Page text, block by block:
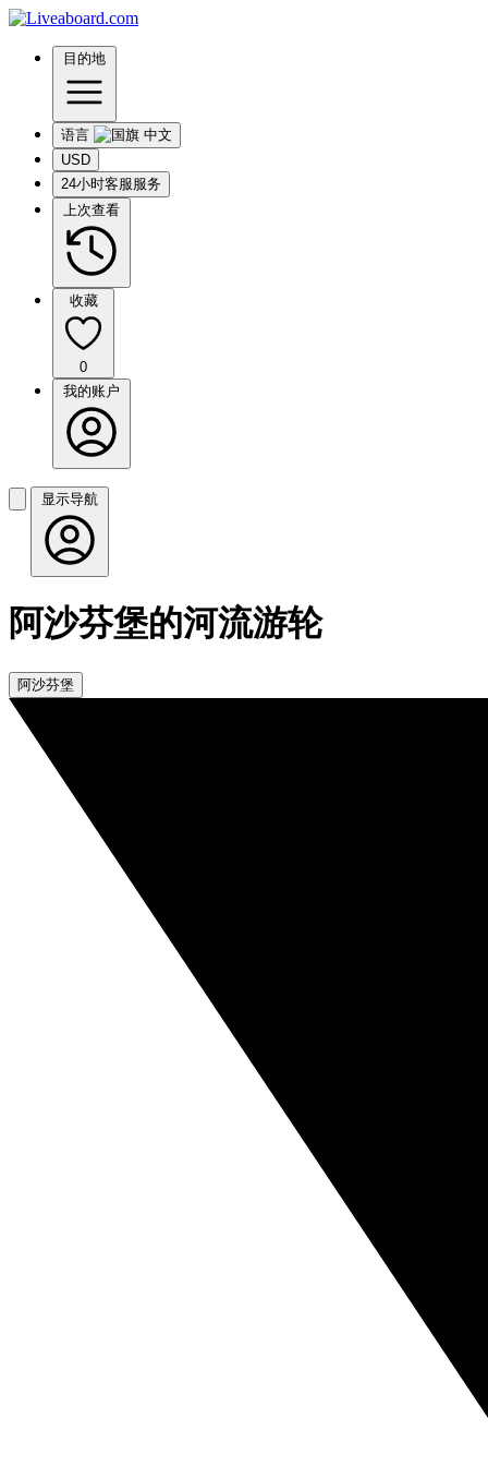
目的地
语言
USD
24小时客服服务
上次查看
收藏
0
我的账户
显示导航
阿沙芬堡的河流游轮
阿沙芬堡